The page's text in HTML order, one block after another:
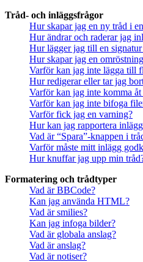
Tråd- och inläggsfrågor
Hur skapar jag en ny tråd i
Hur ändrar och raderar jag
Hur lägger jag till en
Hur skapar jag en
Varför kan jag inte lägga till
Hur redigerar eller tar jag
Varför kan jag inte komma
Varför kan jag inte bifoga
Varför fick jag en varning?
Hur kan jag rapportera
Vad är “Spara”-knappen i
Varför måste mitt inlägg
Hur knuffar jag upp min
Formatering och trådtyper
Vad är BBCode?
Kan jag använda HTML?
Vad är smilies?
Kan jag infoga bilder?
Vad är globala anslag?
Vad är anslag?
Vad är notiser?